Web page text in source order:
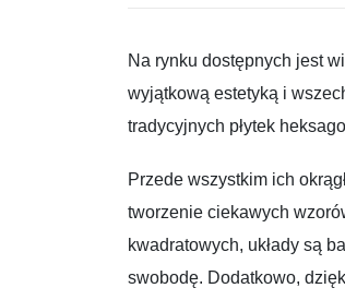
Na rynku dostępnych jest
wyjątkową estetyką i
tradycyjnych płytek
Przede wszystkim ich
tworzenie ciekawych
kwadratowych, układy są
swobodę. Dodatkowo,